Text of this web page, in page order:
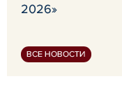
2026»
ВСЕ НОВОСТИ